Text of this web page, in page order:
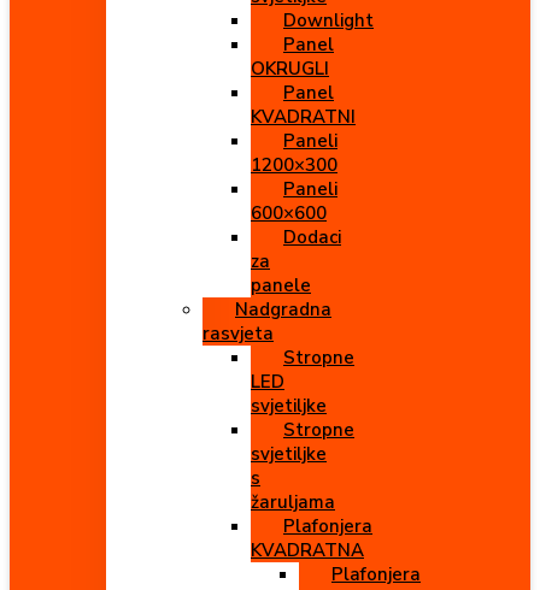
Downlight
Panel
OKRUGLI
Panel
KVADRATNI
Paneli
1200×300
Paneli
600×600
Dodaci
za
panele
Nadgradna
rasvjeta
Stropne
LED
svjetiljke
Stropne
svjetiljke
s
žaruljama
Plafonjera
KVADRATNA
Plafonjera